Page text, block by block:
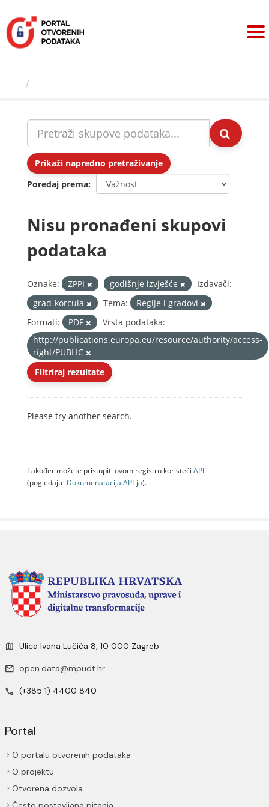
sadržaj
Prikaži napredno pretraživanje
Poredaj prema
Nisu pronađeni skupovi
podataka
Oznake: ZPPI godišnje izvješće
Izdavači:
grad-korcula
Tema:
Regije i gradovi
Formati:
PDF
Vrsta podataka:
http://publications.europa.eu/resource/authority/access-
right/PUBLIC
Filtriraj rezultate
Please try another search.
Također možete pristupiti ovom registru koristeći API
(pogledajte Dokumenаtаcijа API-jа).